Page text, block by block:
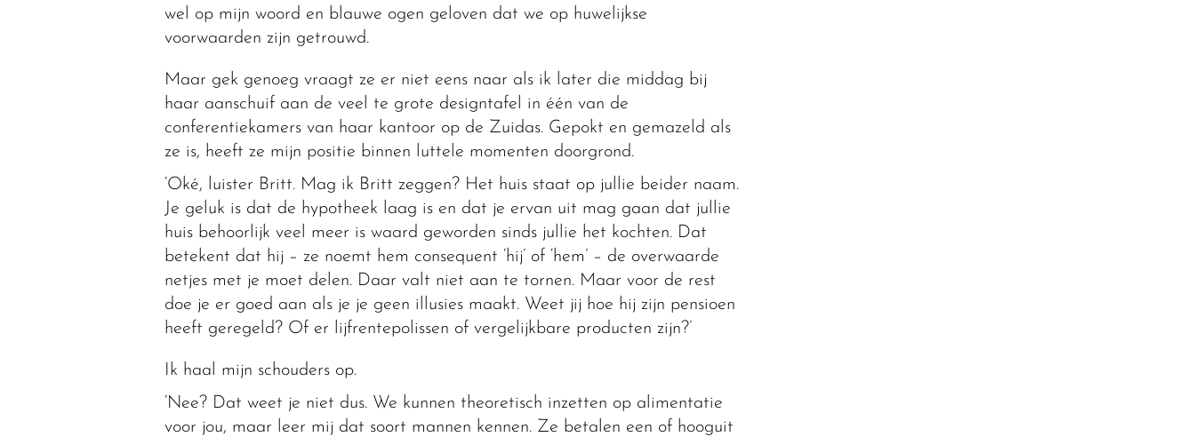
wel op mijn woord en blauwe ogen geloven dat we op huwelijkse
voorwaarden zijn getrouwd.
Maar gek genoeg vraagt ze er niet eens naar als ik later die middag bij
haar aanschuif aan de veel te grote designtafel in één van de
conferentiekamers van haar kantoor op de Zuidas. Gepokt en gemazeld als
ze is, heeft ze mijn positie binnen luttele momenten doorgrond.
‘Oké, luister Britt. Mag ik Britt zeggen? Het huis staat op jullie beider naam.
Je geluk is dat de hypotheek laag is en dat je ervan uit mag gaan dat jullie
huis behoorlijk veel meer is waard geworden sinds jullie het kochten. Dat
betekent dat hij – ze noemt hem consequent ‘hij’ of ‘hem’ – de overwaarde
netjes met je moet delen. Daar valt niet aan te tornen. Maar voor de rest
doe je er goed aan als je je geen illusies maakt. Weet jij hoe hij zijn pensioen
heeft geregeld? Of er lijfrentepolissen of vergelijkbare producten zijn?’
Ik haal mijn schouders op.
‘Nee? Dat weet je niet dus. We kunnen theoretisch inzetten op alimentatie
voor jou, maar leer mij dat soort mannen kennen. Ze betalen een of hooguit